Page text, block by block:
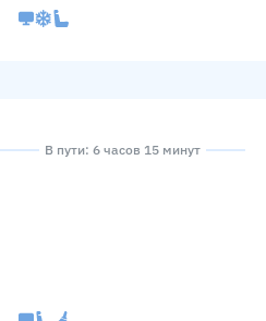
В пути: 6 часов 15 минут